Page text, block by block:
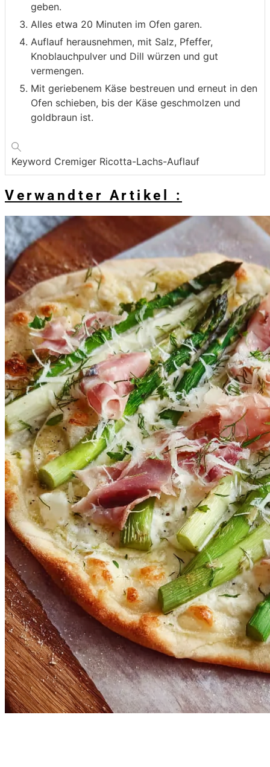
geben.
Alles etwa 20 Minuten im Ofen garen.
Auflauf herausnehmen, mit Salz, Pfeffer,
Knoblauchpulver und Dill würzen und gut
vermengen.
Mit geriebenem Käse bestreuen und erneut in den
Ofen schieben, bis der Käse geschmolzen und
goldbraun ist.
Keyword Cremiger Ricotta-Lachs-Auflauf
Verwandter Artikel :